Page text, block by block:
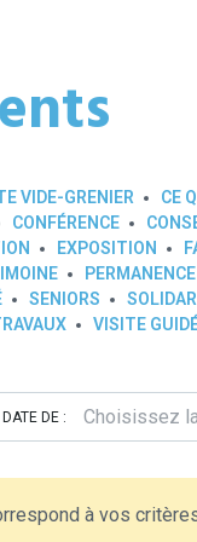
VIDE-GRENIER CE
CONFÉRENCE
EXPOSITION
SENIORS
VISITE
DATE DE :
à vos